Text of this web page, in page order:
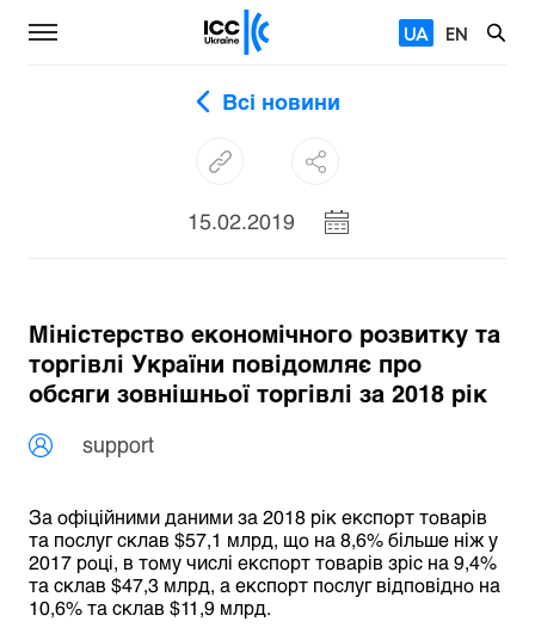
UA EN
Всі новини
15.02.2019
Міністерство економічного розвитку та
торгівлі України повідомляє про
обсяги зовнішньої торгівлі за 2018 рік
support
За офіційними даними за 2018 рік експорт товарів
та послуг склав $57,1 млрд, що на 8,6% більше ніж у
2017 році, в тому числі експорт товарів зріс на 9,4%
та склав $47,3 млрд, а експорт послуг відповідно на
10,6% та склав $11,9 млрд.